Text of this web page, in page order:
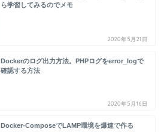
ら学習してみるのでメモ
2020年5月21日
Dockerのログ出力方法。PHPログをerror_logで
確認する方法
2020年5月16日
Docker-ComposeでLAMP環境を爆速で作る